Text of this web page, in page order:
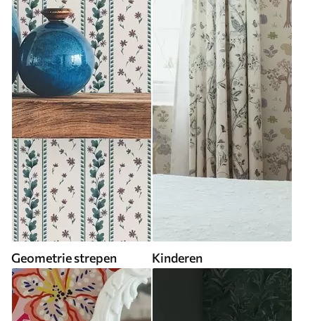
Geometrie strepen Kinderen